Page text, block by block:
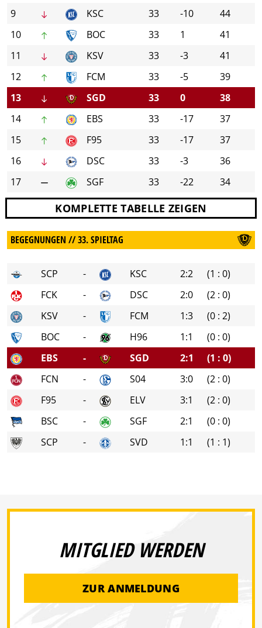
9
KSC 33 -10
44
10
BOC 33 1
41
11
KSV 33 -3
41
12
FCM 33 -5
39
13
SGD 33 0
38
14
EBS 33 -17
37
15
F95 33 -17
37
16
DSC 33 -3
36
17
SGF 33 -22 34
KOMPLETTE TABELLE ZEIGEN
BEGEGNUNGEN // 33. SPIELTAG
SCP - KSC 2:2
(1 : 0)
FCK
- DSC 2:0
(2 : 0)
KSV
- FCM 1:3
(0 : 2)
BOC
- H96 1:1
(0 : 0)
EBS
- SGD 2:1
(1 : 0)
FCN
- S04 3:0
(2 : 0)
F95
- ELV 3:1
(2 : 0)
BSC
- SGF 2:1
(0 : 0)
SCP
- SVD 1:1 (1 : 1)
MITGLIED WERDEN
ZUR ANMELDUNG